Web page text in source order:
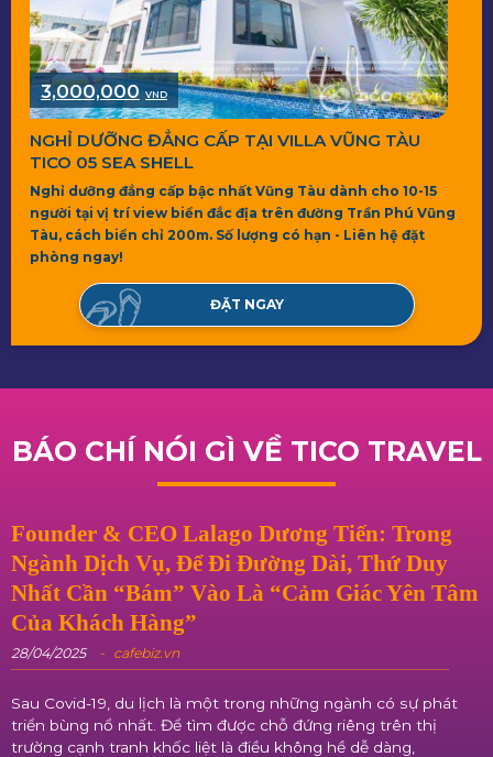
3,000,000 VND
NGHỈ DƯỠNG ĐẲNG CẤP TẠI VILLA VŨNG TÀU
TICO 05 SEA SHELL
Nghỉ dưỡng đẳng cấp bậc nhất Vũng Tàu dành cho 10-15
người tại vị trí view biển đắc địa trên đường Trần Phú Vũng
Tàu, cách biển chỉ 200m. Số lượng có hạn - Liên hệ đặt
phòng ngay!
ĐẶT NGAY
BÁO CHÍ NÓI GÌ VỀ TICO TRAVEL
Founder & CEO Lalago Dương Tiến: Trong
Ngành Dịch Vụ, Để Đi Đường Dài, Thứ Duy
Nhất Cần “bám” Vào Là “cảm Giác Yên Tâm
Của Khách Hàng”
28/04/2025 cafebiz.vn
Sau Covid-19, du lịch là một trong những ngành có sự phát
triển bùng nổ nhất. Để tìm được chỗ đứng riêng trên thị
trường cạnh tranh khốc liệt là điều không hề dễ dàng,